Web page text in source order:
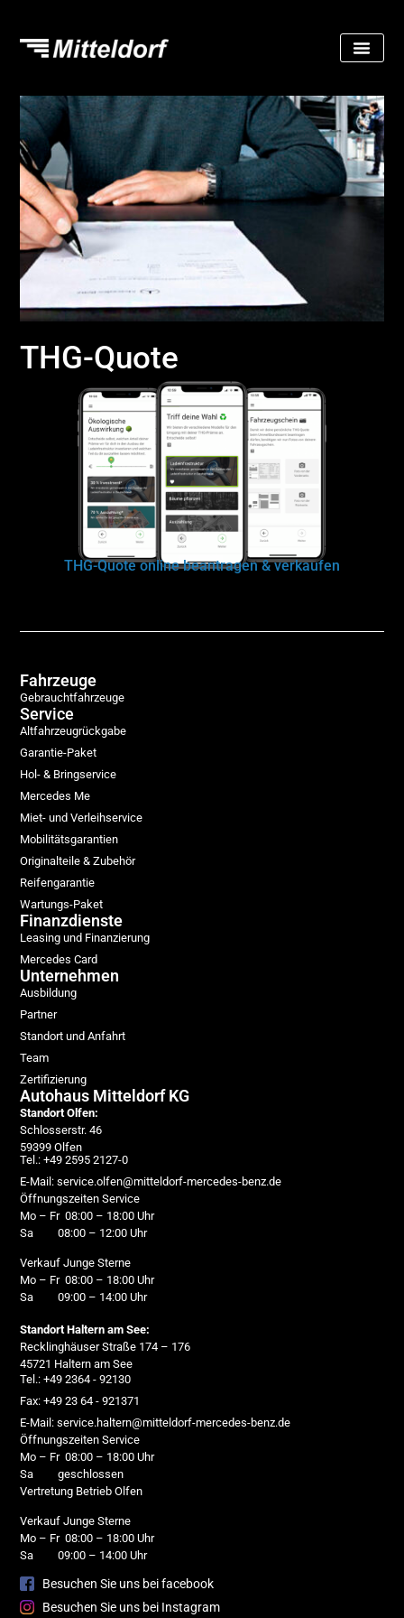
THG-Quote
THG-Quote online beantragen & verkaufen
Fahrzeuge
Gebrauchtfahrzeuge
Service
Altfahrzeugrückgabe
Garantie-Paket
Hol- & Bringservice
Mercedes Me
Miet- und Verleihservice
Mobilitätsgarantien
Originalteile & Zubehör
Reifengarantie
Wartungs-Paket
Finanzdienste
Leasing und Finanzierung
Mercedes Card
Unternehmen
Ausbildung
Partner
Standort und Anfahrt
Team
Zertifizierung
Autohaus Mitteldorf KG
Standort Olfen:
Schlosserstr. 46
59399 Olfen
Tel.: +49 2595 2127-0
E-Mail: service.olfen@mitteldorf-mercedes-benz.de
Öffnungszeiten Service
Mo – Fr 08:00 – 18:00 Uhr
Sa 08:00 – 12:00 Uhr
Verkauf Junge Sterne
Mo – Fr 08:00 – 18:00 Uhr
Sa 09:00 – 14:00 Uhr
Standort Haltern am See:
Recklinghäuser Straße 174 – 176
45721 Haltern am See
Tel.: +49 2364 - 92130
Fax: +49 23 64 - 921371
E-Mail: service.haltern@mitteldorf-mercedes-benz.de
Öffnungszeiten Service
Mo – Fr 08:00 – 18:00 Uhr
Sa geschlossen
Vertretung Betrieb Olfen
Verkauf Junge Sterne
Mo – Fr 08:00 – 18:00 Uhr
Sa 09:00 – 14:00 Uhr
Besuchen Sie uns bei facebook
Besuchen Sie uns bei Instagram